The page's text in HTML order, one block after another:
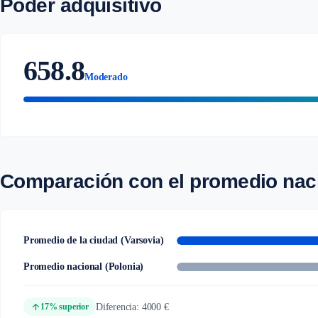
Poder adquisitivo
658.8Moderado
Comparación con el promedio
Promedio de la ciudad (Varsovia)
Promedio nacional (Polonia)
arrow_upward 17% superior Diferencia: 4000 €